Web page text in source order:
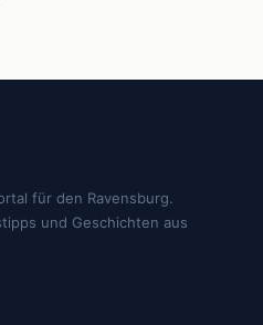
für den Ravensburg.
und Geschichten aus